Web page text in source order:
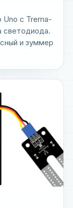
с Trema-
светодиода.
и зуммер